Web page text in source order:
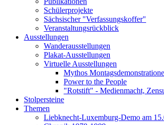
Schülerprojekte
Sächsischer "Verfassungskoffer"
Veranstaltungsrückblick
Ausstellungen
Wanderausstellungen
Plakat-Ausstellungen
Virtuelle Ausstellungen
Mythos
Power to the People
"Rotstift" - Medienmacht,
Stolpersteine
Themen
Liebknecht-Luxemburg-Demo am